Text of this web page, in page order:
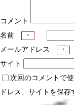
コメント
名前
*
メールアドレス *
サイト
次回のコメントで
ドレス、サイトを保存